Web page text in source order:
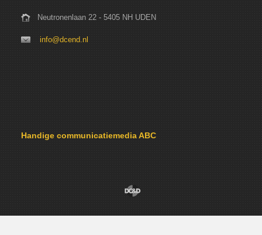
Neutronenlaan 22 - 5405 NH UDEN
info@dcend.nl
Handige communicatiemedia ABC